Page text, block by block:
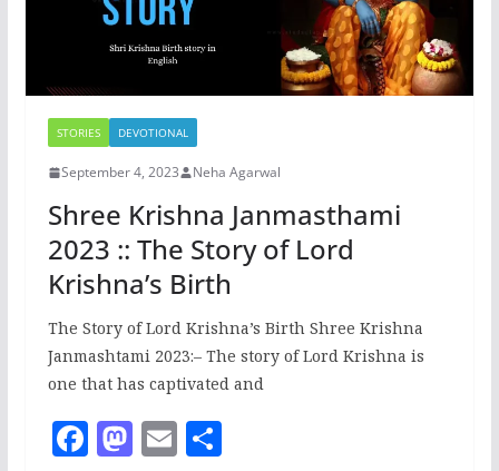
STORIES DEVOTIONAL
September 4, 2023 Neha Agarwal
Shree Krishna Janmasthami
2023 :: The Story of Lord
Krishna’s Birth
The Story of Lord Krishna’s Birth Shree Krishna
Janmashtami 2023:– The story of Lord Krishna is
one that has captivated and
F M E S